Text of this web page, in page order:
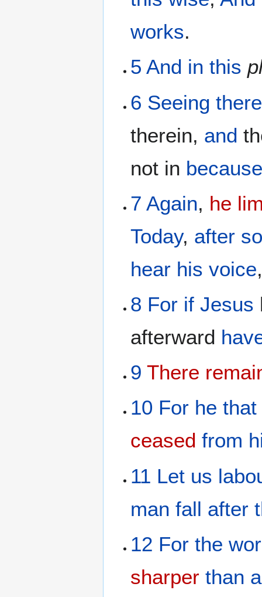
works.
5 And in this
6 Seeing
therein, and
not in
7 Again, he
Today, after
hear his voice
8 For if Jesus
afterward
9 There
10 For he
ceased from
11 Let us
man fall after
12 For the
sharper than